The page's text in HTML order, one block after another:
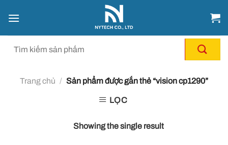
đến
Trang chủ / Sản phẩm được gắn thẻ “vision cp1290”
LỌC
Showing the single result